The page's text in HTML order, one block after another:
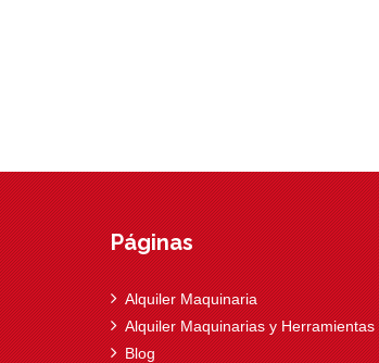
Páginas
Alquiler Maquinaria
Alquiler Maquinarias y Herramientas
Blog